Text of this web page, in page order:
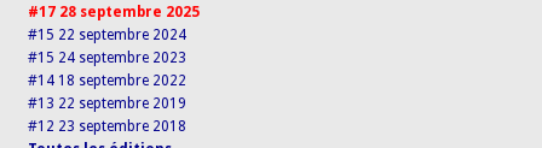
#17 28 septembre 2025
#15 22 septembre 2024
#15 24 septembre 2023
#14 18 septembre 2022
#13 22 septembre 2019
#12 23 septembre 2018